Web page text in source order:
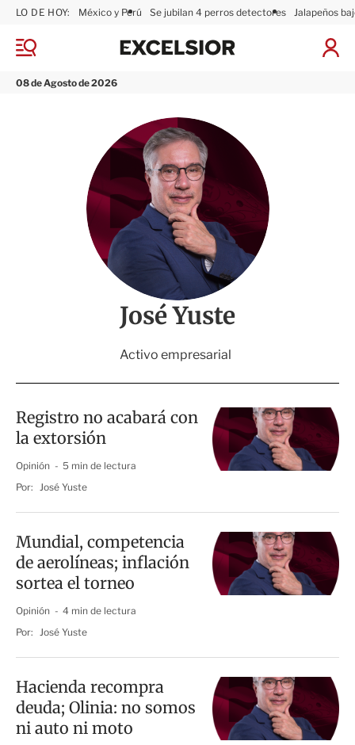
M
n
08 de Agosto de 2026
LO DE HOY: México y Perú Se jubilan 4 perros detectores Jalapeños
I
x
o
José Yuste
Activo empresarial
Registro no acabará con
la extorsión
Opinión
5 min de lectura
Por: José Yuste
Mundial, competencia
de aerolíneas; inflación
sortea el torneo
Opinión
4 min de lectura
Por: José Yuste
Hacienda recompra
deuda; Olinia: no somos
ni auto ni moto